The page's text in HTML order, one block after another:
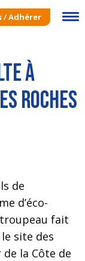
/ Adhérer
à
Roches
de
d’éco-
fait
site des
la Côte de